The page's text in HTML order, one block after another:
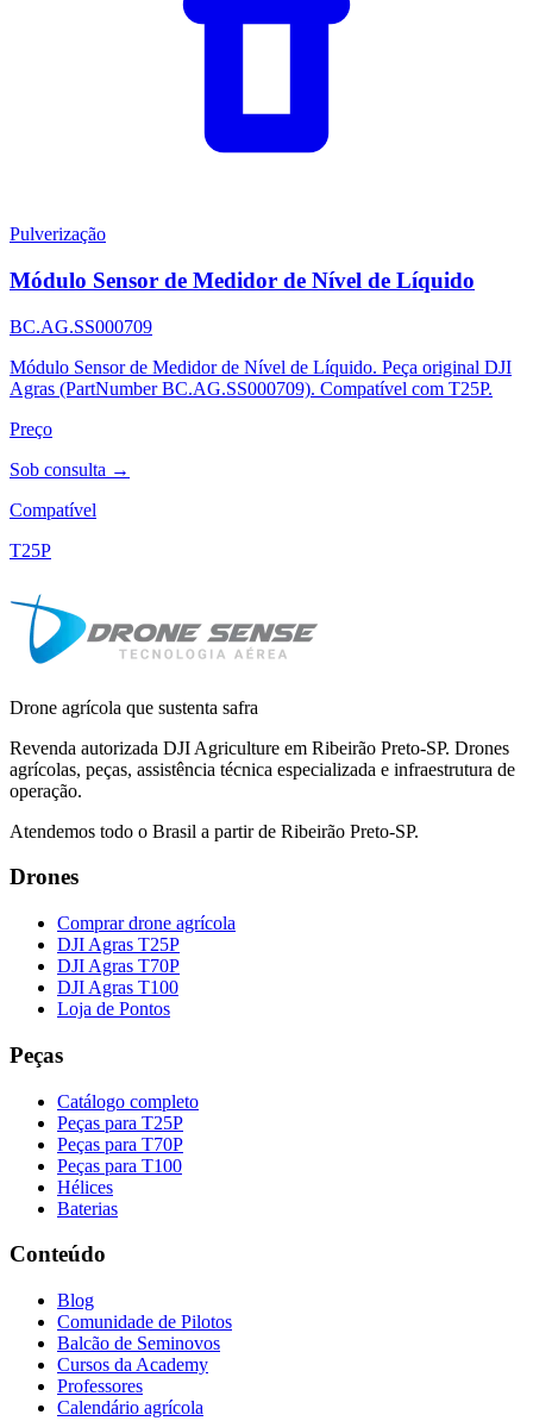
Pulverização
Módulo Sensor de Medidor de Nível de Líquido
BC.AG.SS000709
Módulo Sensor de Medidor de Nível de Líquido. Peça original DJI
Agras (PartNumber BC.AG.SS000709). Compatível com T25P.
Preço
Sob consulta →
Compatível
T25P
Drone agrícola que sustenta safra
Revenda autorizada DJI Agriculture em Ribeirão Preto-SP. Drones
agrícolas, peças, assistência técnica especializada e infraestrutura de
operação.
Atendemos todo o Brasil a partir de Ribeirão Preto-SP.
Drones
Comprar drone agrícola
DJI Agras T25P
DJI Agras T70P
DJI Agras T100
Loja de Pontos
Peças
Catálogo completo
Peças para T25P
Peças para T70P
Peças para T100
Hélices
Baterias
Conteúdo
Blog
Comunidade de Pilotos
Balcão de Seminovos
Cursos da Academy
Professores
Calendário agrícola